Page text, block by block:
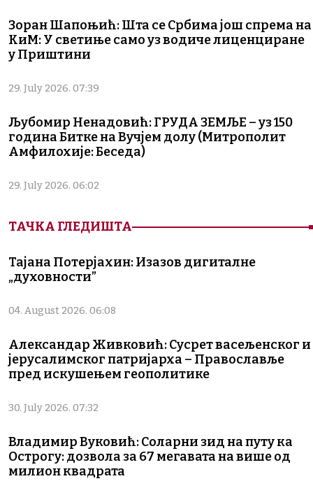
Зоран Шапоњић: Шта се Србима још спрема на
КиМ: У светиње само уз водиче лиценциране
у Приштини
29. July 2026. 07:39
Љубомир Ненадовић: ГРУДА ЗЕМЉЕ – уз 150
година Битке на Вучјем долу (Митрополит
Амфилохије: Беседа)
29. July 2026. 06:02
ТАЧКА ГЛЕДИШТА
Тајана Потерјахин: Изазов дигиталне
„духовности”
04. August 2026. 06:08
Александар Живковић: Сусрет васељенског и
јерусалимског патријарха – Православље
пред искушењем геополитике
30. July 2026. 07:32
Владимир Вуковић: Соларни зид на путу ка
Острогу: дозвола за 67 мегавата на више од
милион квадрата